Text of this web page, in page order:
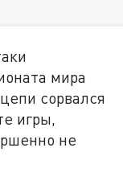
мира
сорвался
игры,
не